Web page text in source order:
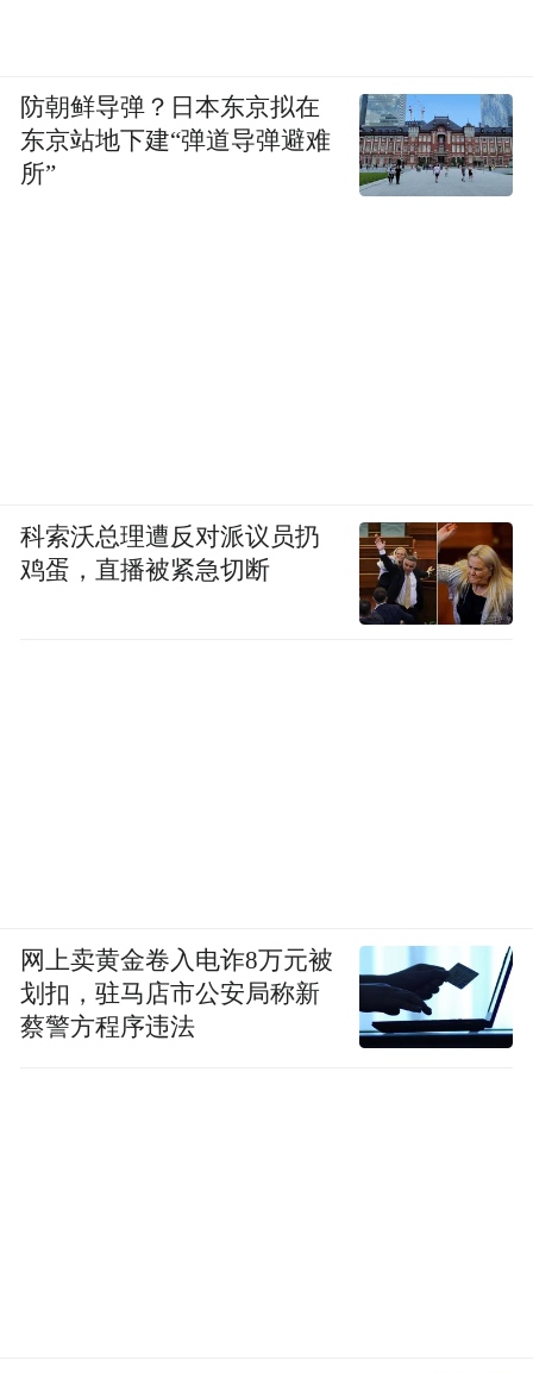
防朝鲜导弹？日本东京拟在
东京站地下建“弹道导弹避难
所”
科索沃总理遭反对派议员扔
鸡蛋，直播被紧急切断
网上卖黄金卷入电诈8万元被
划扣，驻马店市公安局称新
蔡警方程序违法